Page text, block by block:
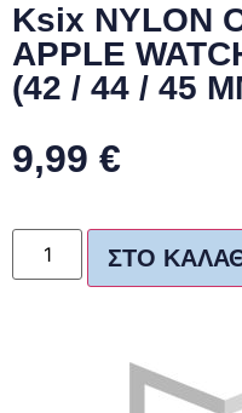
Ksix NYLON
APPLE
(42 / 44 / 45
9,99 €
ΣΤΟ